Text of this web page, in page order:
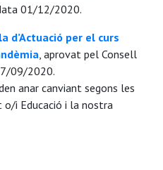
01/12/2020.
d’Actuació per el curs
, aprovat pel Consell
09/2020.
anar canviant segons les
o/i Educació i la nostra